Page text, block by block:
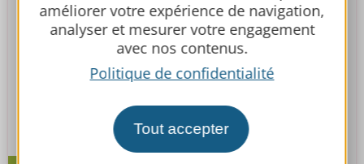
améliorer votre expérience de navigation,
analyser et mesurer votre engagement
avec nos contenus.
Politique de confidentialité
Tout accepter